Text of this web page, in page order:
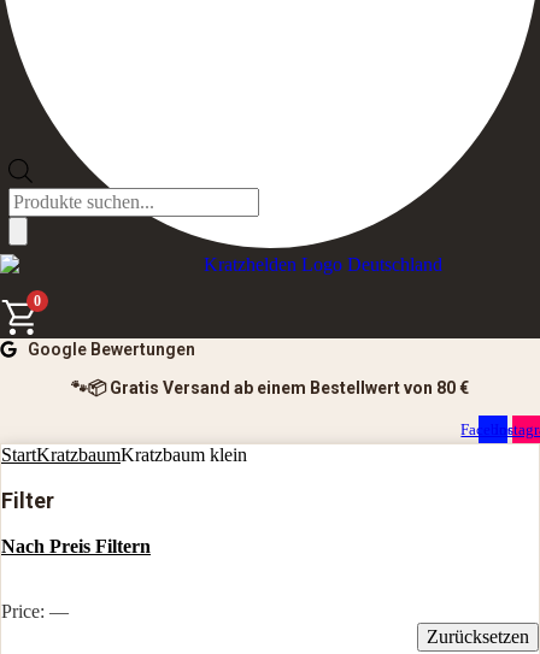
Products
search
0
Google Bewertungen
🐾📦 Gratis Versand ab einem Bestellwert von 80 €
Facebook
StartKratzbaumKratzbaum klein
Filter
Nach Preis Filtern
Price: —
Zurücksetzen